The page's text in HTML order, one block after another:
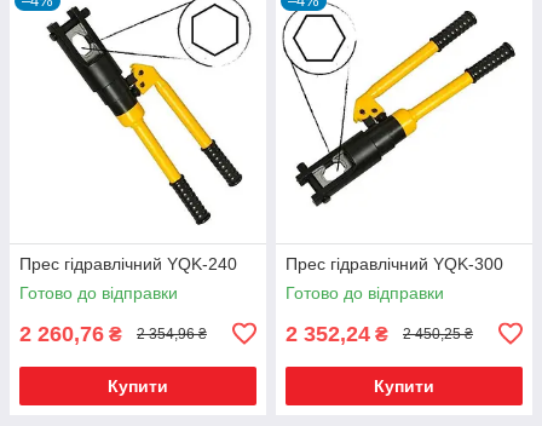
Прес гідравлічний YQK-240
Готово до відправки
2 260,76 ₴ 2 354,96 ₴
Купити
Прес гідравлічний YQK-300
Готово до відправки
2 352,24 ₴ 2 450,25 ₴
Купити